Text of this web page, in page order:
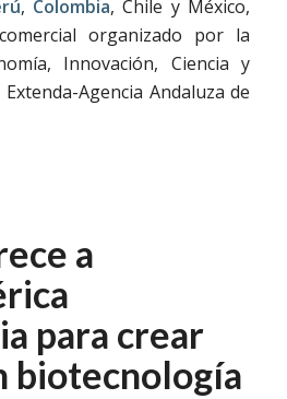
, Colombia, Chile y México,
organizado por la
Innovación, Ciencia y
Agencia Andaluza de
a
para crear
biotecnología